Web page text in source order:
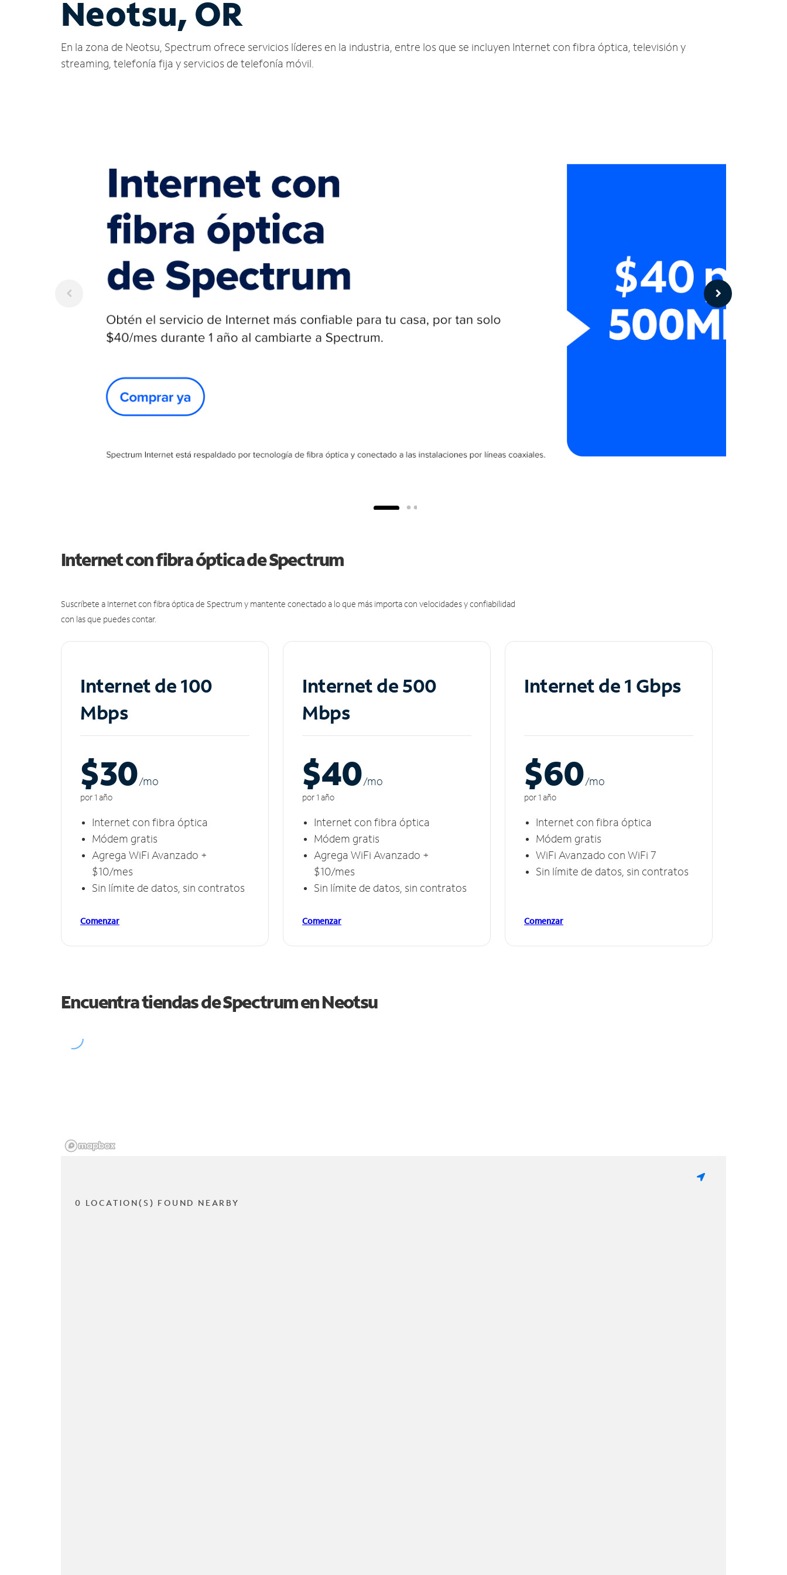
Neotsu, OR
En la zona de Neotsu, Spectrum ofrece servicios líderes en la industria, entre los que se incluyen Internet con fibra óptica, televisión y
streaming, telefonía fija y servicios de telefonía móvil.
Internet con fibra óptica de Spectrum
Suscríbete a Internet con fibra óptica de Spectrum y mantente conectado a lo que más importa con velocidades y confiabilidad
con las que puedes contar.
Internet de 100
Mbps
$30/mo
por 1 año
Internet con fibra óptica
Módem gratis
Agrega WiFi Avanzado +
$10/mes
Sin límite de datos, sin contratos
Comenzar
Internet de 500
Mbps
$40/mo
por 1 año
Internet con fibra óptica
Módem gratis
Agrega WiFi Avanzado +
$10/mes
Sin límite de datos, sin contratos
Comenzar
Internet de 1 Gbps
$60/mo
por 1 año
Internet con fibra óptica
Módem gratis
WiFi Avanzado con WiFi 7
Sin límite de datos, sin contratos
Comenzar
Encuentra tiendas de Spectrum enNeotsu
0 LOCATION(S) FOUND NEARBY